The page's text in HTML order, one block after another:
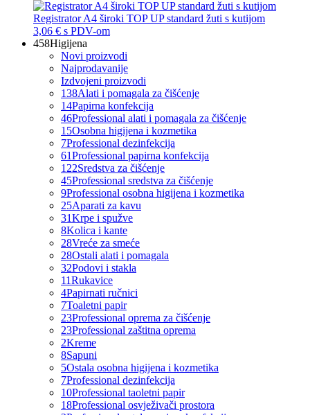
Registrator A4 široki TOP UP standard žuti s kutijom
3,06 € s PDV-om
458Higijena
Novi proizvodi
Najprodavanije
Izdvojeni proizvodi
138Alati i pomagala za čišćenje
14Papirna konfekcija
46Professional alati i pomagala za čišćenje
15Osobna higijena i kozmetika
7Professional dezinfekcija
61Professional papirna konfekcija
122Sredstva za čišćenje
45Professional sredstva za čišćenje
9Professional osobna higijena i kozmetika
25Aparati za kavu
31Krpe i spužve
8Kolica i kante
28Vreće za smeće
28Ostali alati i pomagala
32Podovi i stakla
11Rukavice
4Papirnati ručnici
7Toaletni papir
23Professional oprema za čišćenje
23Professional zaštitna oprema
2Kreme
8Sapuni
5Ostala osobna higijena i kozmetika
7Professional dezinfekcija
10Professional taoletni papir
18Professional osvježivači prostora